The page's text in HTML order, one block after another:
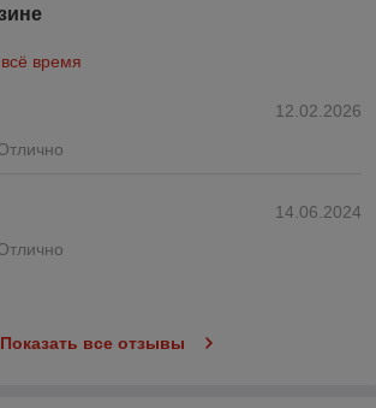
время
12.02.2026
14.06.2024
Показать все отзывы